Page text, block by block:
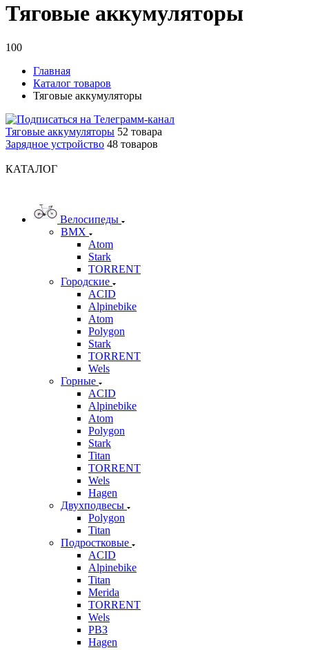
Тяговые аккумуляторы
100
Главная
Каталог товаров
Тяговые аккумуляторы
Тяговые аккумуляторы 52 товара
Зарядное устройство 48 товаров
КАТАЛОГ
Велосипеды
BMX
Atom
Stark
TORRENT
Городские
ACID
Alpinebike
Atom
Polygon
Stark
TORRENT
Wels
Горные
ACID
Alpinebike
Atom
Polygon
Stark
Titan
TORRENT
Wels
Hagen
Двухподвесы
Polygon
Titan
Подростковые
ACID
Alpinebike
Titan
Merida
TORRENT
Wels
РВЗ
Hagen